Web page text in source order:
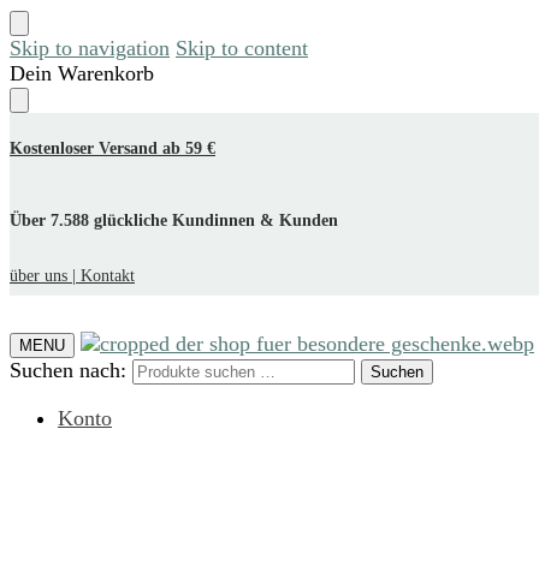
Skip to navigation Skip to content
Dein Warenkorb
Kostenloser Versand ab 59 €
Über 7.588 glückliche Kundinnen & Kunden
über uns | Kontakt
MENU
Suchen nach: Suchen
Konto